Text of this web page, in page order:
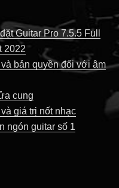
Guitar Pro 7.5.5 Full
2022
bản quyền đối với âm
cung
giá trị nốt nhạc
ngón guitar số 1